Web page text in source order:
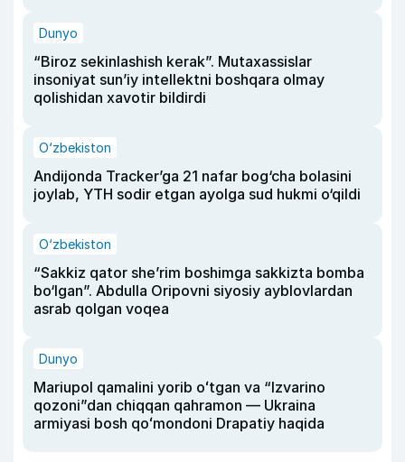
Dunyo
“Biroz sekinlashish kerak”. Mutaxassislar
insoniyat sun’iy intellektni boshqara olmay
qolishidan xavotir bildirdi
O‘zbekiston
Andijonda Tracker’ga 21 nafar bog‘cha bolasini
joylab, YTH sodir etgan ayolga sud hukmi o‘qildi
O‘zbekiston
“Sakkiz qator she’rim boshimga sakkizta bomba
bo‘lgan”. Abdulla Oripovni siyosiy ayblovlardan
asrab qolgan voqea
Dunyo
Mariupol qamalini yorib oʻtgan va “Izvarino
qozoni”dan chiqqan qahramon — Ukraina
armiyasi bosh qoʻmondoni Drapatiy haqida